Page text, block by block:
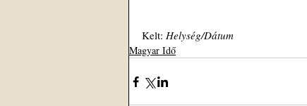
Kelt:
Magyar Idő